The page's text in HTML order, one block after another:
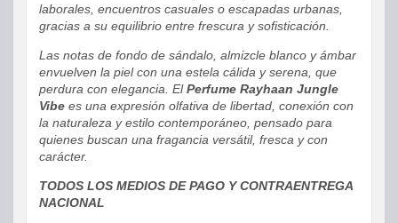
laborales, encuentros casuales o escapadas urbanas,
gracias a su equilibrio entre frescura y sofisticación.
Las notas de fondo de sándalo, almizcle blanco y ámbar
envuelven la piel con una estela cálida y serena, que
perdura con elegancia. ElPerfume Rayhaan Jungle
Vibe es una expresión olfativa de libertad, conexión con
la naturaleza y estilo contemporáneo, pensado para
quienes buscan una fragancia versátil, fresca y con
carácter.
TODOS LOS MEDIOS DE PAGO Y CONTRAENTREGA
NACIONAL